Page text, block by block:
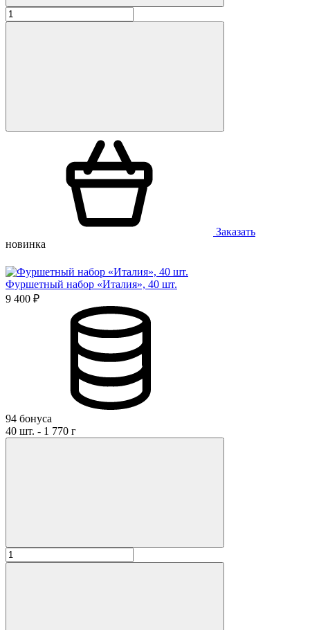
Заказать
новинка
Фуршетный набор «Италия», 40 шт.
9 400 ₽
94 бонуса
40 шт. - 1 770 г